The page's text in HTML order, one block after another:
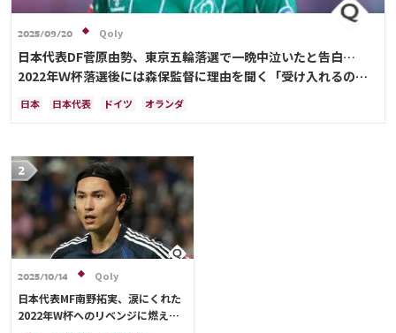
2025/09/20 Qoly
日本代表DF菅原由勢、東京五輪落選で一晩中泣いたと告白…
2022年Ｗ杯落選後には森保監督に理由を聞く「受け入れるのは
難しかった」
日本 日本代表 ドイツ オランダ
2025/10/14 Qoly
日本代表MF南野拓実、涙にくれた
2022年W杯へのリベンジに燃える